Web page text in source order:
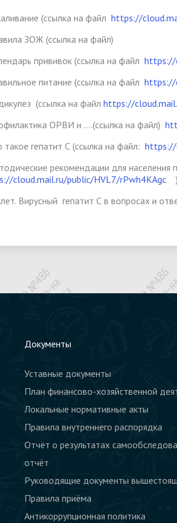
(ссылка на файл https://
ЗОЖ (ссылка на файл)
прививок (ссылка на файл https://
питание (ссылка на файл https://
(ссылка на файл https://
ОРВИ и ….(ссылка на файл)
такое гепатит С (ссылка на файл: https://
рекомендации для населения
cloud.mail.ru/public/HVL7/rPwh4KAgc )
Вирусный гепатит С в вопросах и
Документы
Уставные документы
План финансово-хозяйственной
Локальные нормативные акты
Правила внутреннего распорядка
Отчёт о результатах
отчёт
Руководящие документы
Правила приёма
Антикоррупционная политика